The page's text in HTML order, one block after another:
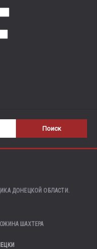
ДОНЕЦКОЙ ОБЛАСТИ.
ШАХТЕРА